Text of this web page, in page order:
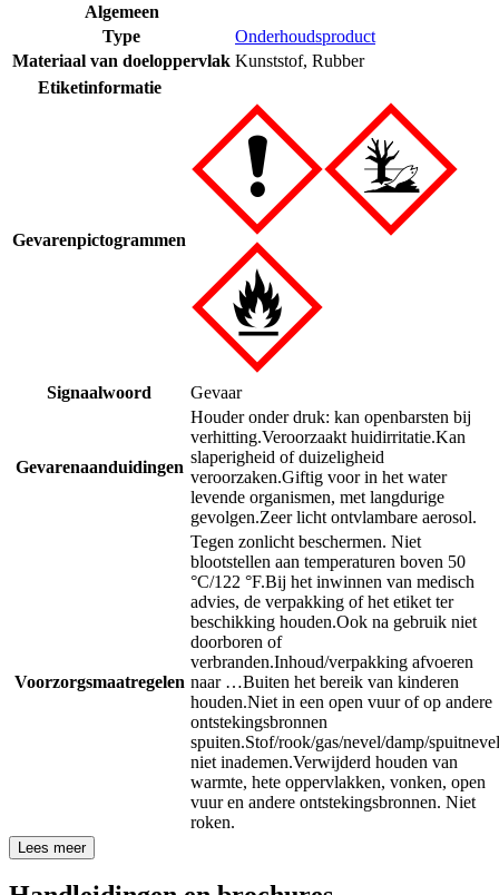
Algemeen
Type
Onderhoudsproduct
Materiaal van doeloppervlak Kunststof, Rubber
Etiketinformatie
Gevarenpictogrammen
Signaalwoord Gevaar
Gevarenaanduidingen
Houder onder druk: kan openbarsten bij
verhitting.Veroorzaakt huidirritatie.Kan
slaperigheid of duizeligheid
veroorzaken.Giftig voor in het water
levende organismen, met langdurige
gevolgen.Zeer licht ontvlambare aerosol.
Voorzorgsmaatregelen
Tegen zonlicht beschermen. Niet
blootstellen aan temperaturen boven 50
°C/122 °F.Bij het inwinnen van medisch
advies, de verpakking of het etiket ter
beschikking houden.Ook na gebruik niet
doorboren of
verbranden.Inhoud/verpakking afvoeren
naar …Buiten het bereik van kinderen
houden.Niet in een open vuur of op andere
ontstekingsbronnen
spuiten.Stof/rook/gas/nevel/damp/spuitnevel
niet inademen.Verwijderd houden van
warmte, hete oppervlakken, vonken, open
vuur en andere ontstekingsbronnen. Niet
roken.
Lees meer